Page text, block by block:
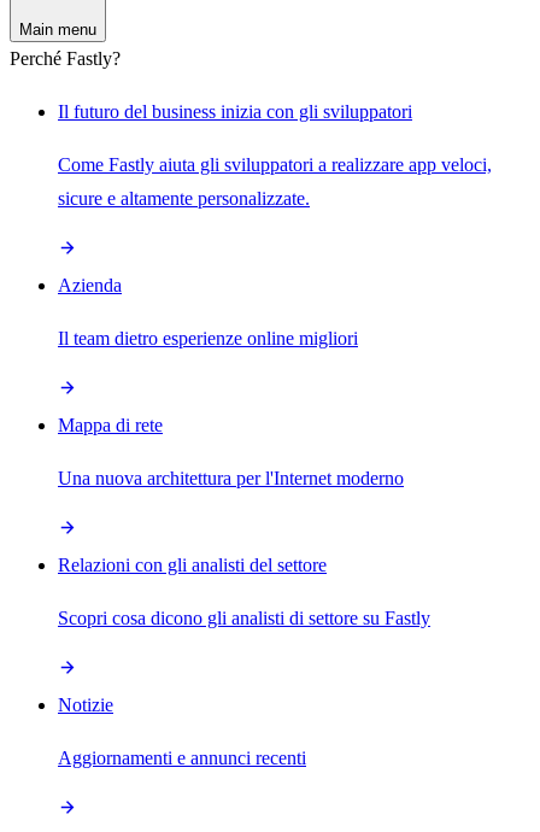
Main menu
Perché Fastly?
Il futuro del business inizia con gli sviluppatori
Come Fastly aiuta gli sviluppatori a realizzare app veloci,
sicure e altamente personalizzate.
Azienda
Il team dietro esperienze online migliori
Mappa di rete
Una nuova architettura per l'Internet moderno
Relazioni con gli analisti del settore
Scopri cosa dicono gli analisti di settore su Fastly
Notizie
Aggiornamenti e annunci recenti